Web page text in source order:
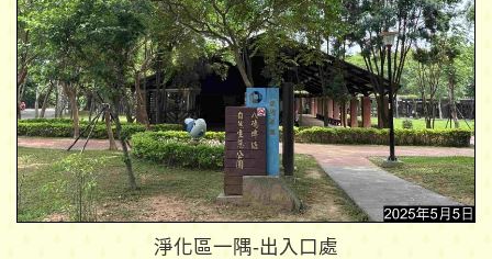
淨化區一隅-出入口處